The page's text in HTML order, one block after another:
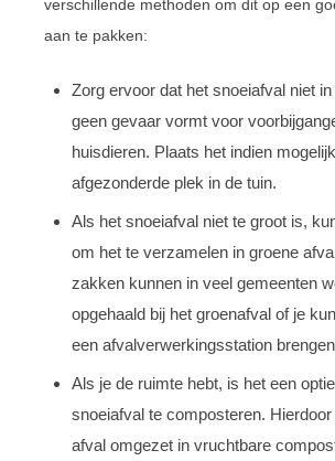
verschillende methoden om dit op een
aan te pakken:
Zorg ervoor dat het snoeiafval niet
geen gevaar vormt voor
huisdieren. Plaats het indien
afgezonderde plek in de tuin.
Als het snoeiafval niet te groot is,
om het te verzamelen in groene
zakken kunnen in veel gemeenten
opgehaald bij het groenafval of je
een afvalverwerkingsstation
Als je de ruimte hebt, is het een
snoeiafval te composteren.
afval omgezet in vruchtbare